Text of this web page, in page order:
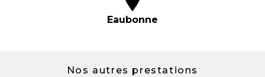
Eaubonne
Nos autres prestations